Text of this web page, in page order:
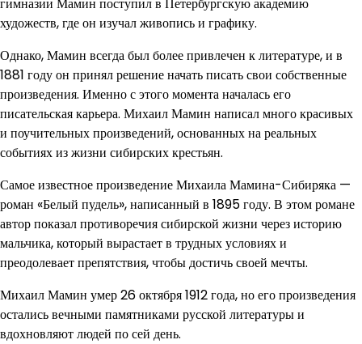
художеств, где он изучал живопись и графику.
Однако, Мамин всегда был более привлечен к литературе, и в
1881 году он принял решение начать писать свои собственные
произведения. Именно с этого момента началась его
писательская карьера. Михаил Мамин написал много красивых
и поучительных произведений, основанных на реальных
событиях из жизни сибирских крестьян.
Самое известное произведение Михаила Мамина-Сибиряка —
роман «Белый пудель», написанный в 1895 году. В этом романе
автор показал противоречия сибирской жизни через историю
мальчика, который вырастает в трудных условиях и
преодолевает препятствия, чтобы достичь своей мечты.
Михаил Мамин умер 26 октября 1912 года, но его произведения
остались вечными памятниками русской литературы и
вдохновляют людей по сей день.